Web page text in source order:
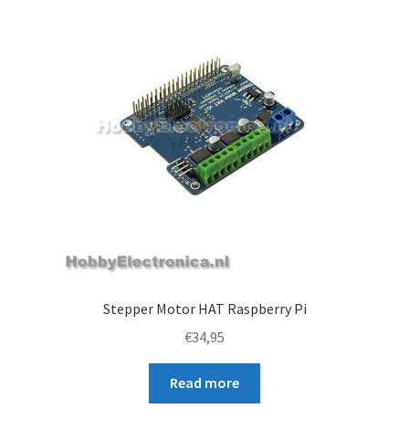
Stepper Motor HAT Raspberry Pi
€34,95
Read more